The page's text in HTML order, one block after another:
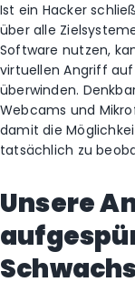
Ist ein Hacker
über alle
Software nutzen,
virtuellen Angriff
überwinden.
Webcams und
damit die
tatsächlich zu
Unsere